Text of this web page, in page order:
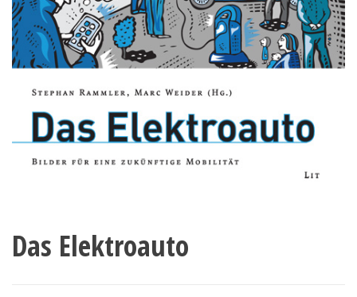
Das Elektroauto